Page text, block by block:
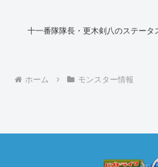
十一番隊隊長・更木剣八のステータ
ホーム モンスター情報